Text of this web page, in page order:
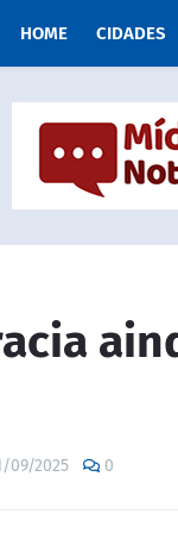
HOME CIDADES
09/2025 0